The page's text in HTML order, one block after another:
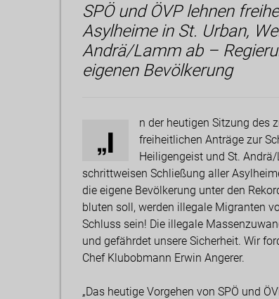
SPÖ und ÖVP lehnen
Asylheime in St. Urban,
Andrä/Lamm ab –
eigenen Bevölkerung
„I
n der heutigen Sitzung des
freiheitlichen Anträge zur
Heiligengeist und St.
schrittweisen Schließung aller
die eigene Bevölkerung unter den
bluten soll, werden illegale Migranten
Schluss sein! Die illegale
und gefährdet unsere Sicherheit. Wir
Chef Klubobmann Erwin Angerer.
„Das heutige Vorgehen von SPÖ und